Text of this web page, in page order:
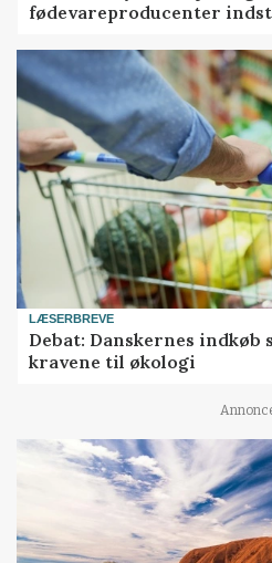
fødevareproducenter
LÆSERBREVE
Debat: Danskernes indkøb
kravene til økologi